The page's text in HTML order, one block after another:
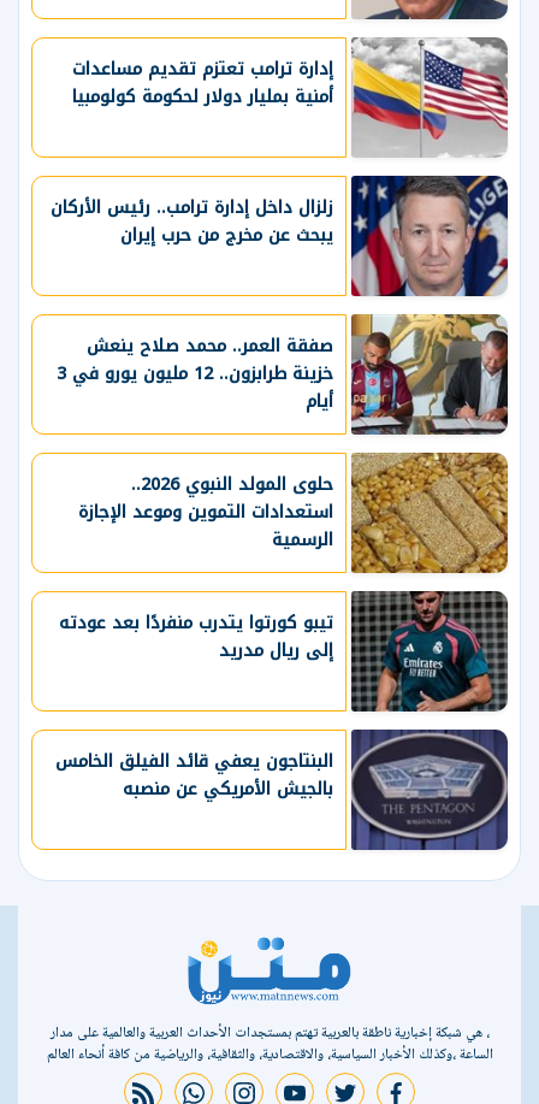
إدارة ترامب تعتزم ⁠تقديم مساعدات ​
أمنية بمليار ​دولار لحكومة كولومبيا
زلزال داخل إدارة ترامب.. رئيس الأركان
يبحث عن مخرج من حرب إيران
صفقة العمر.. محمد صلاح ينعش
خزينة طرابزون.. 12 مليون يورو في 3
أيام
حلوى المولد النبوي 2026..
استعدادات التموين وموعد الإجازة
الرسمية
تيبو كورتوا يتدرب منفردًا بعد عودته
إلى ريال مدريد
البنتاجون يعفي قائد الفيلق الخامس
بالجيش الأمريكي عن منصبه
، هي شبكة إخبارية ناطقة بالعربية تهتم بمستجدات الأحداث العربية والعالمية على مدار
الساعة ،وكذلك الأخبار السياسية، والاقتصادية، والثقافية، والرياضية من كافة أنحاء العالم
facebook
twitter
youtube
instagram
whatsapp
rss feed